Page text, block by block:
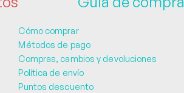
Cómo comprar
Métodos de pago
Compras, cambios y devoluciones
Política de envío
Puntos descuento